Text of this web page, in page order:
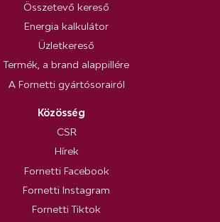
Összetevő kereső
Energia kalkulátor
Üzletkereső
Termék, a brand alappillére
A Fornetti gyártósorairól
Közösség
CSR
Hírek
Fornetti Facebook
Fornetti Instagram
Fornetti Tiktok